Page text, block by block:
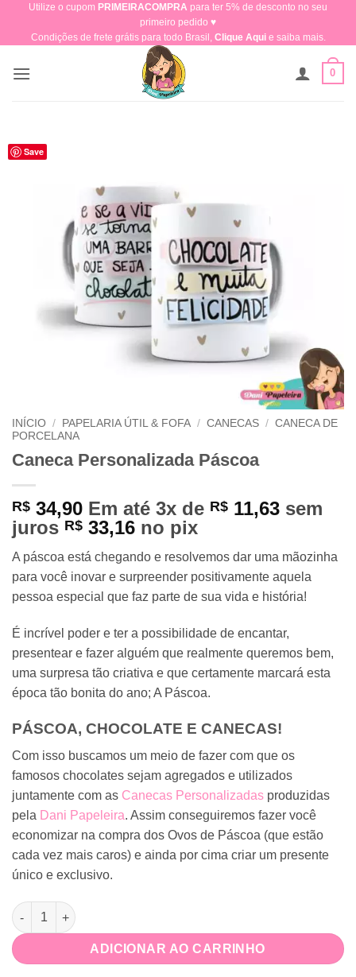
content
Utilize o cupom PRIMEIRACOMPRA para ter 5% de desconto no seu
primeiro pedido ♥​
Condições de frete grátis para todo Brasil, Clique Aquie saiba mais.
0
Save
INÍCIO / PAPELARIA ÚTIL & FOFA / CANECAS / CANECA DE
PORCELANA
Caneca Personalizada Páscoa
R$ 34,90 Em até 3x de R$ 11,63 sem
juros R$ 33,16 no pix
A páscoa está chegando e resolvemos dar uma mãozinha
para você inovar e surpreender positivamente aquela
pessoa especial que faz parte de sua vida e história!
É incrível poder e ter a possibilidade de encantar,
presentear e fazer alguém que realmente queremos bem,
uma surpresa tão criativa e que certamente marcará esta
época tão bonita do ano; A Páscoa.
PÁSCOA, CHOCOLATE E CANECAS!
Com isso buscamos um meio de fazer com que os
famosos chocolates sejam agregados e utilizados
juntamente com as Canecas Personalizadas produzidas
pela Dani Papeleira. Assim conseguiremos fazer você
economizar na compra dos Ovos de Páscoa (que estão
cada vez mais caros) e ainda por cima criar um presente
único e exclusivo.
Caneca Personalizada Páscoa quantidade
ADICIONAR AO CARRINHO